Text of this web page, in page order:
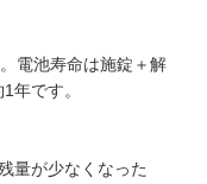
電池寿命は施錠＋解
年です。
量が少なくなった